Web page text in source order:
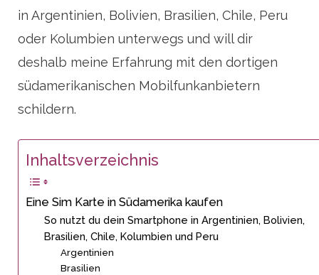
in Argentinien, Bolivien, Brasilien, Chile, Peru
oder Kolumbien unterwegs und will dir
deshalb meine Erfahrung mit den dortigen
südamerikanischen Mobilfunkanbietern
schildern.
Inhaltsverzeichnis
Eine Sim Karte in Südamerika kaufen
So nutzt du dein Smartphone in Argentinien, Bolivien,
Brasilien, Chile, Kolumbien und Peru
Argentinien
Brasilien